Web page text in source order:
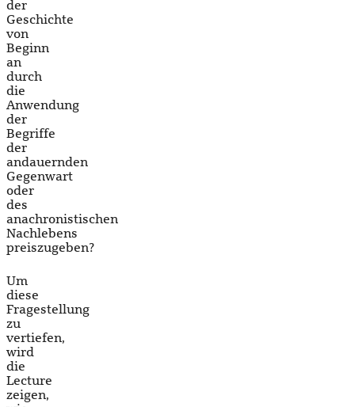
der
Geschichte
von
Beginn
an
durch
die
Anwendung
der
Begriffe
der
andauernden
Gegenwart
oder
des
anachronistischen
Nachlebens
preiszugeben?
Um
diese
Fragestellung
zu
vertiefen,
wird
die
Lecture
zeigen,